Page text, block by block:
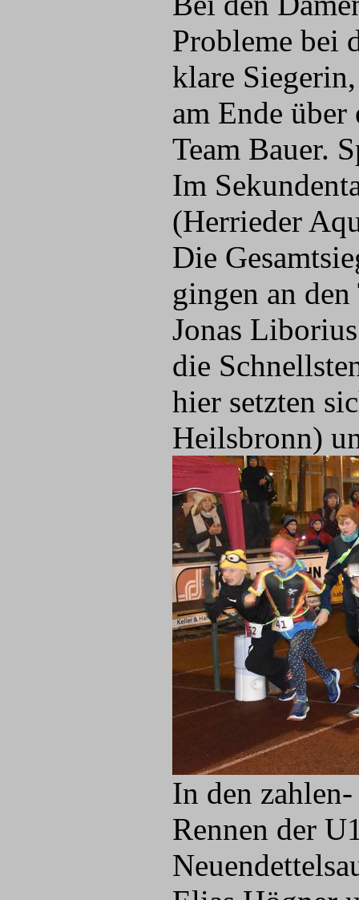
Probleme bei
klare
am Ende
Team Bauer.
Im
(Herrieder
Die
gingen an
Jonas
die
hier setzten
Heilsbronn)
In den
Rennen der